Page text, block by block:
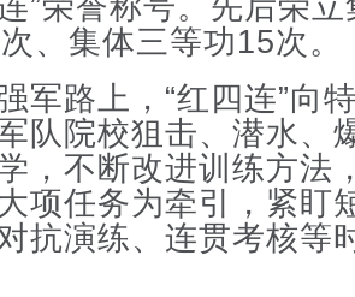
”荣誉称号。先后荣
、集体三等功15次。
路上，“红四连”向
队院校狙击、潜水、
，不断改进训练方法
项任务为牵引，紧盯
抗演练、连贯考核等